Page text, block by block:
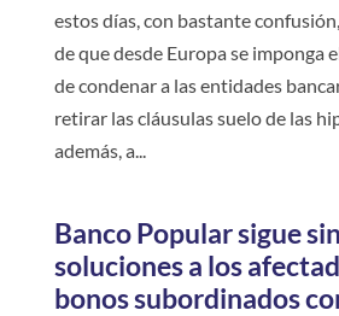
estos días, con bastante
de que desde Europa se imponga
de condenar a las entidades
retirar las cláusulas suelo de las
además, a...
Banco Popular sigue
soluciones a los
bonos subordinados